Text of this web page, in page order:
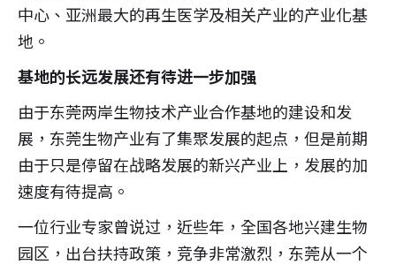
中心、亚洲最大的再生医学及相关产业的产业化基
地。
基地的长远发展还有待进一步加强
由于东莞两岸生物技术产业合作基地的建设和发
展，东莞生物产业有了集聚发展的起点，但是前期
由于只是停留在战略发展的新兴产业上，发展的加
速度有待提高。
一位行业专家曾说过，近些年，全国各地兴建生物
园区，出台扶持政策，竞争非常激烈，东莞从一个